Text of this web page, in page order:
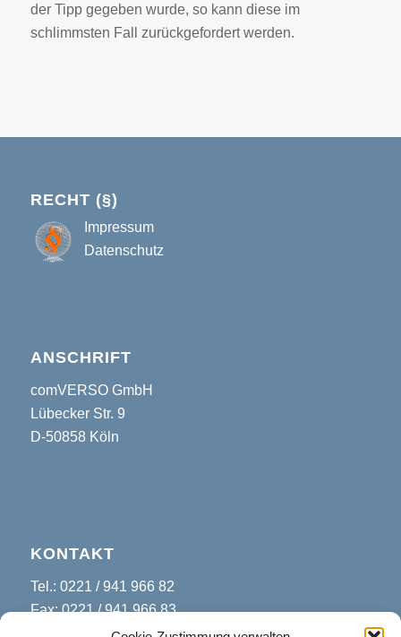
der Tipp gegeben wurde, so kann diese im
schlimmsten Fall zurückgefordert werden.
RECHT (§)
Impressum
Datenschutz
ANSCHRIFT
comVERSO GmbH
Lübecker Str. 9
D-50858 Köln
KONTAKT
Tel.: 0221 / 941 966 82
Fax: 0221 / 941 966 83
E-Mail: service@comverso.de